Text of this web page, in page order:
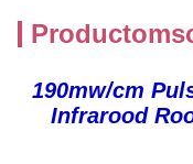
190mw/cm
Infrarood